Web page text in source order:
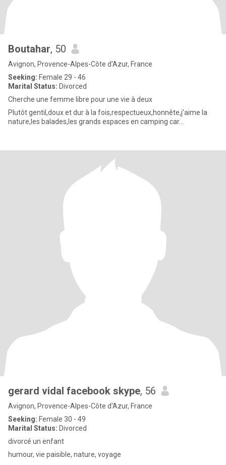
Boutahar, 50
Avignon, Provence-Alpes-Côte d'Azur, France
Seeking: Female 29 - 46
Marital Status: Divorced
Cherche une femme libre pour une vie à deux
Plutôt gentil,doux et dur à la fois,respectueux,honnête,j’aime la
nature,les balades,les grands espaces en camping car…
gerard vidal facebook skype, 56
Avignon, Provence-Alpes-Côte d'Azur, France
Seeking: Female 30 - 49
Marital Status: Divorced
divorcé un enfant
humour, vie paisible, nature, voyage